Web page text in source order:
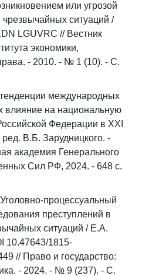
или угрозой
чрезвычайных ситуаций /
LGUVRC // Вестник
экономики,
- 2010. - № 1 (10). - С.
международных
влияние на национальную
Федерации в XXI
В.Б. Зарудницкого. -
академия Генерального
Сил РФ, 2024. - 648 с.
процессуальный
преступлений в
ситуаций / Е.А.
10.47643/1815-
// Право и государство:
- 2024. - № 9 (237). - С.